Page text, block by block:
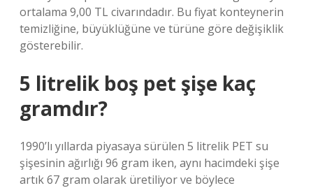
ortalama 9,00 TL civarındadır. Bu fiyat konteynerin
temizliğine, büyüklüğüne ve türüne göre değişiklik
gösterebilir.
5 litrelik boş pet şişe kaç
gramdır?
1990’lı yıllarda piyasaya sürülen 5 litrelik PET su
şişesinin ağırlığı 96 gram iken, aynı hacimdeki şişe
artık 67 gram olarak üretiliyor ve böylece